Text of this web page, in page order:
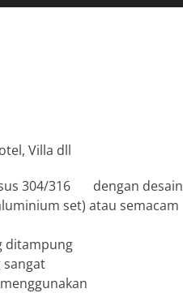
Villa dll
sus 304/316 dengan desain
set) atau semacam
ditampung
sangat